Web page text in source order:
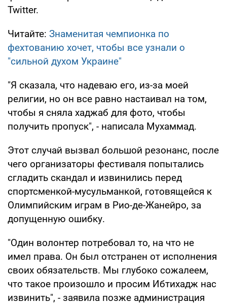
Twitter.
Читайте: Знаменитая чемпионка по
фехтованию хочет, чтобы все узнали о
"сильной духом Украине"
"Я сказала, что надеваю его, из-за моей
религии, но он все равно настаивал на том,
чтобы я сняла хаджаб для фото, чтобы
получить пропуск", - написала Мухаммад.
Этот случай вызвал большой резонанс, после
чего организаторы фестиваля попытались
сгладить скандал и извинились перед
спортсменкой-мусульманкой, готовящейся к
Олимпийским играм в Рио-де-Жанейро, за
допущенную ошибку.
"Один волонтер потребовал то, на что не
имел права. Он был отстранен от исполнения
своих обязательств. Мы глубоко сожалеем,
что такое произошло и просим Ибтихадж нас
извинить", - заявила позже администрация